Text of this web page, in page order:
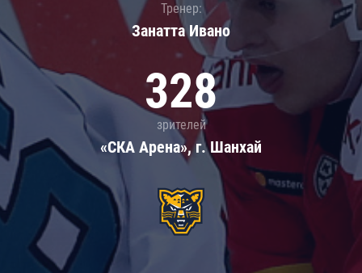
Тренер:
Занатта Иванo
328
зрителей
«СКА Арена», г. Шанхай